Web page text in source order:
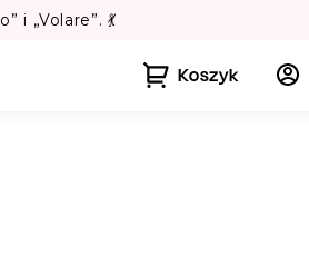
Teatralne Lato w Pałacu Kultury! 🏛️
Koszyk